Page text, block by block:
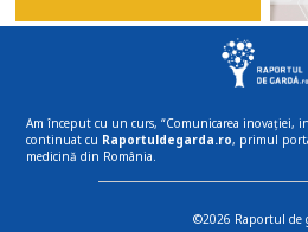
Am început cu un curs, “Comunicarea inovației,
continuat cu Raportuldegarda.ro, primul
medicină din România.
©2026 Raportul de